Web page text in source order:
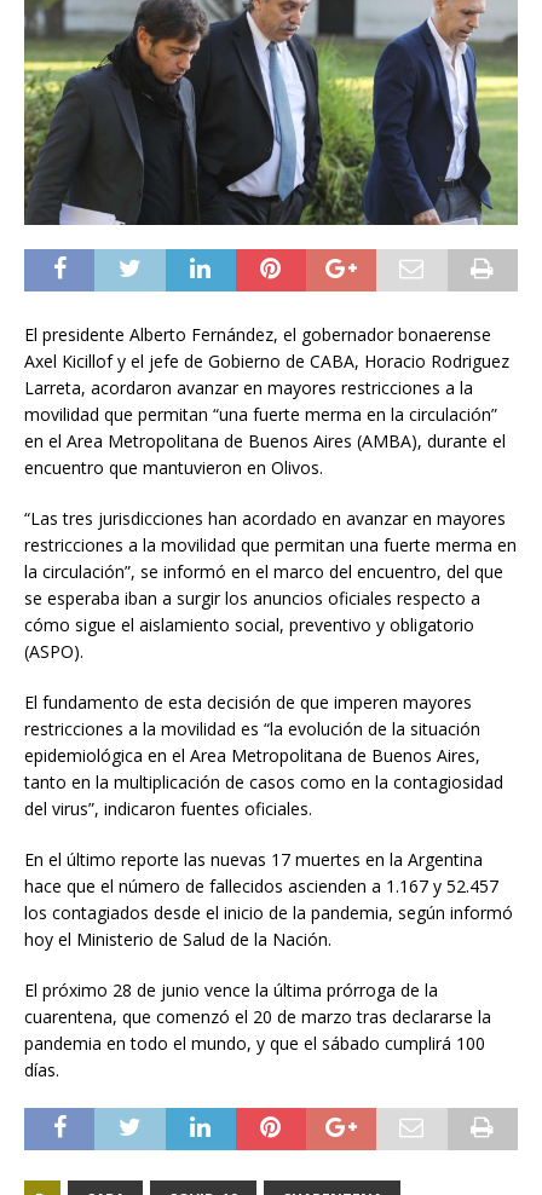
El presidente Alberto Fernández, el gobernador bonaerense
Axel Kicillof y el jefe de Gobierno de CABA, Horacio Rodriguez
Larreta, acordaron avanzar en mayores restricciones a la
movilidad que permitan “una fuerte merma en la circulación”
en el Area Metropolitana de Buenos Aires (AMBA), durante el
encuentro que mantuvieron en Olivos.
“Las tres jurisdicciones han acordado en avanzar en mayores
restricciones a la movilidad que permitan una fuerte merma en
la circulación”, se informó en el marco del encuentro, del que
se esperaba iban a surgir los anuncios oficiales respecto a
cómo sigue el aislamiento social, preventivo y obligatorio
(ASPO).
El fundamento de esta decisión de que imperen mayores
restricciones a la movilidad es “la evolución de la situación
epidemiológica en el Area Metropolitana de Buenos Aires,
tanto en la multiplicación de casos como en la contagiosidad
del virus”, indicaron fuentes oficiales.
En el último reporte las nuevas 17 muertes en la Argentina
hace que el número de fallecidos ascienden a 1.167 y 52.457
los contagiados desde el inicio de la pandemia, según informó
hoy el Ministerio de Salud de la Nación.
El próximo 28 de junio vence la última prórroga de la
cuarentena, que comenzó el 20 de marzo tras declararse la
pandemia en todo el mundo, y que el sábado cumplirá 100
días.